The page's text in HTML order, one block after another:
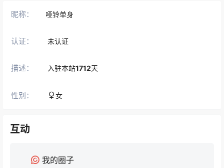
昵称： 哑铃单身
认证： 未认证
描述： 入驻本站1712天
性别： 女
互动
我的圈子